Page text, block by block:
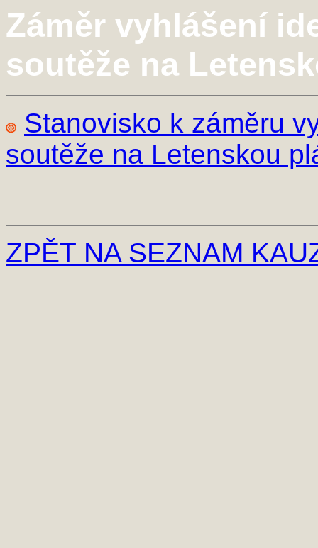
Záměr vyhlášení
soutěže na
Stanovisko k záměru
soutěže na Letenskou
ZPĚT NA SEZNAM